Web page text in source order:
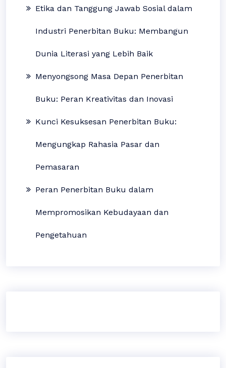
Etika dan Tanggung Jawab Sosial dalam
Industri Penerbitan Buku: Membangun
Dunia Literasi yang Lebih Baik
Menyongsong Masa Depan Penerbitan
Buku: Peran Kreativitas dan Inovasi
Kunci Kesuksesan Penerbitan Buku:
Mengungkap Rahasia Pasar dan
Pemasaran
Peran Penerbitan Buku dalam
Mempromosikan Kebudayaan dan
Pengetahuan